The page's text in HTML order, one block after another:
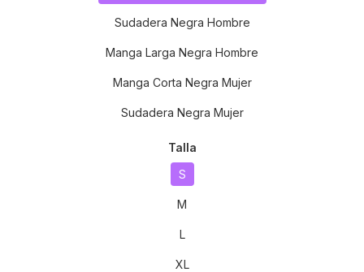
Sudadera Negra Hombre
Manga Larga Negra Hombre
Manga Corta Negra Mujer
Sudadera Negra Mujer
Talla
S
M
L
XL